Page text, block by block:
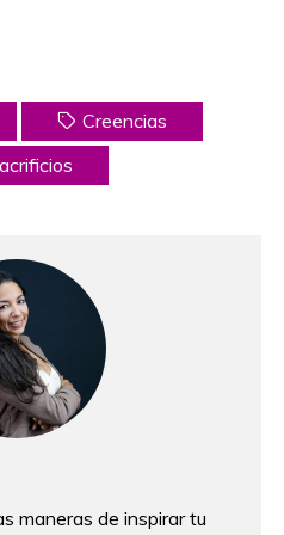
Creencias
maneras de inspirar tu